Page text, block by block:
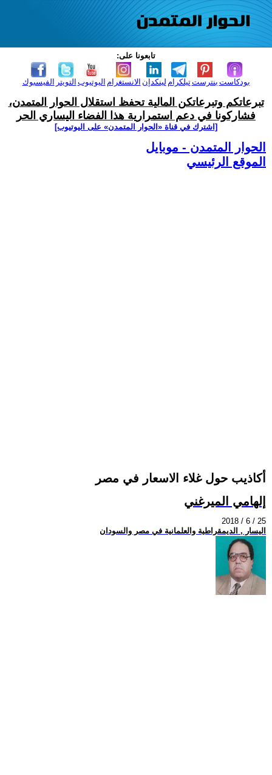
تابعونا على:
الفيسبوك التويتر اليوتيوب الانستغرام لينكدإن تيلكرامبنترست بودكاست
تبرعاتكم وتبرعاتكن المالية تحفظ استقلال الحوار المتمدن،
فشاركونا في دعم استمرارية هذا الفضاء اليساري الحر
[اشترك في قناة ‫«الحوار المتمدن» على اليوتيوب]
الحوار المتمدن - موبايل
الموقع الرئيسي
أكاذيب حول غلاء الاسعار في مصر
إلهامي الميرغني
2018 / 6 / 25
اليسار , الديمقراطية والعلمانية في مصر والسودان